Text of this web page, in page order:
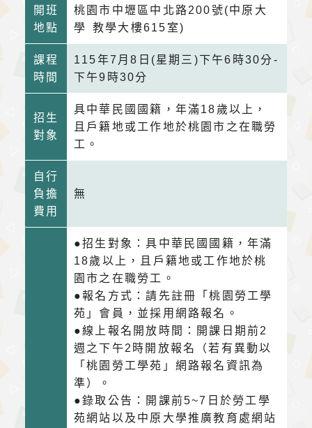
開班
地點
桃園市中壢區中北路200號(中原大
學 教學大樓615室)
課程
時間
115年7月8日(星期三)下午6時30分-
下午9時30分
招生
對象
具中華民國國籍，年滿18歲以上，
且戶籍地或工作地於桃園市之在職勞
工。
自行
負擔
費用
無
●招生對象：具中華民國國籍，年滿
18歲以上，且戶籍地或工作地於桃
園市之在職勞工。
●報名方式：請先註冊「桃園勞工學
苑」會員，並採用網路報名。
●線上報名開放時間：開課日期前2
週之下午2時開放報名（若有異動以
「桃園勞工學苑」網路報名資訊為
準）。
●錄取公告：開課前5~7日於勞工學
苑網站以及中原大學推廣教育處網站